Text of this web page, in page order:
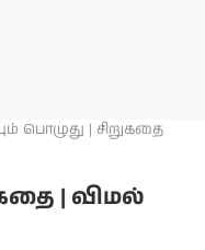
பொழுது | சிறுகதை
| விமல்